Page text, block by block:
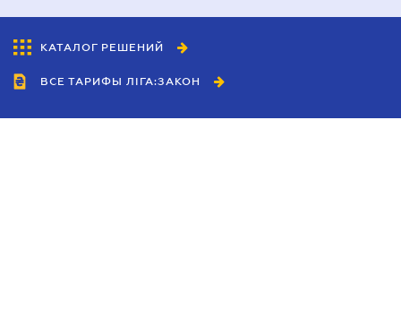
КАТАЛОГ РЕШЕНИЙ
ВСЕ ТАРИФЫ ЛІГА:ЗАКОН